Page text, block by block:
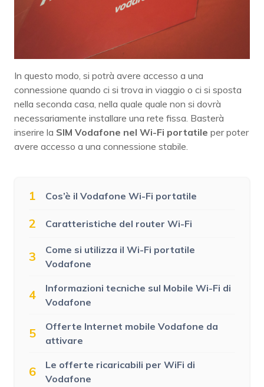
In questo modo, si potrà avere accesso a una
connessione quando ci si trova in viaggio o ci si sposta
nella seconda casa, nella quale quale non si dovrà
necessariamente installare una rete fissa. Basterà
inserire la SIM Vodafone nel Wi-Fi portatile per poter
avere accesso a una connessione stabile.
1 Cos’è il Vodafone Wi-Fi portatile
2 Caratteristiche del router Wi-Fi
3
Come si utilizza il Wi-Fi portatile
Vodafone
4
Informazioni tecniche sul Mobile Wi-Fi di
Vodafone
5
Offerte Internet mobile Vodafone da
attivare
6
Le offerte ricaricabili per WiFi di
Vodafone